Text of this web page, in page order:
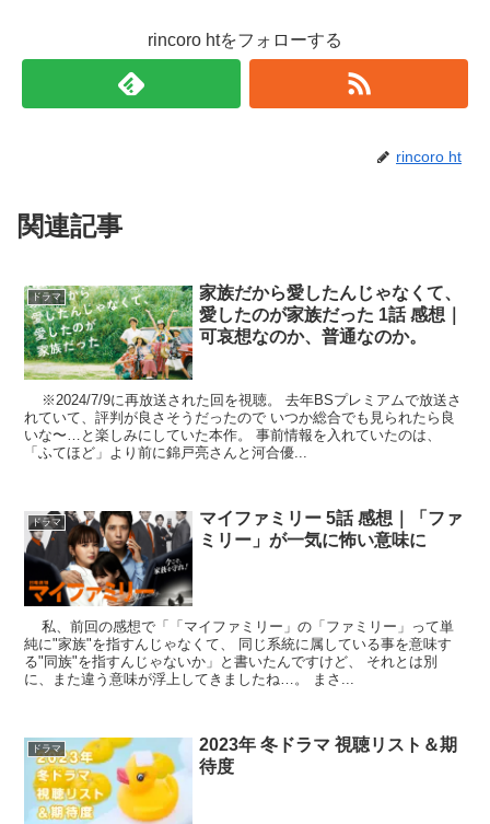
rincoro htをフォローする
rincoro ht
関連記事
ドラマ
家族だから愛したんじゃなくて、
愛したのが家族だった 1話 感想｜
可哀想なのか、普通なのか。
※2024/7/9に再放送された回を視聴。 去年BSプレミアムで放送さ
れていて、評判が良さそうだったので いつか総合でも見られたら良
いな〜…と楽しみにしていた本作。 事前情報を入れていたのは、
「ふてほど」より前に錦戸亮さんと河合優...
ドラマ
マイファミリー 5話 感想｜「ファ
ミリー」が一気に怖い意味に
私、前回の感想で「「マイファミリー」の「ファミリー」って単
純に"家族"を指すんじゃなくて、 同じ系統に属している事を意味す
る"同族"を指すんじゃないか」と書いたんですけど、 それとは別
に、また違う意味が浮上してきましたね…。 まさ...
ドラマ
2023年 冬ドラマ 視聴リスト＆期
待度